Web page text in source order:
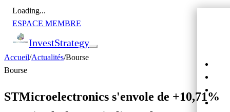
Loading...
ESPACE MEMBRE
InvestStrategy
Accueil/Actualités/Bourse
Bourse
STMicroelectronics s'envole de +10,71%